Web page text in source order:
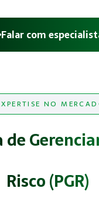
Falar com
NO
de
Risco (PGR)